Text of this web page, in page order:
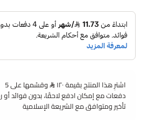
اشترِ هذا المنتج بقيمة ١٢٠
وقسّمها على 5
دفعات مع إمكان ادفع لاحقًا، بدون فوائد
تأخير ومتوافق مع الشريعة الإسلامية